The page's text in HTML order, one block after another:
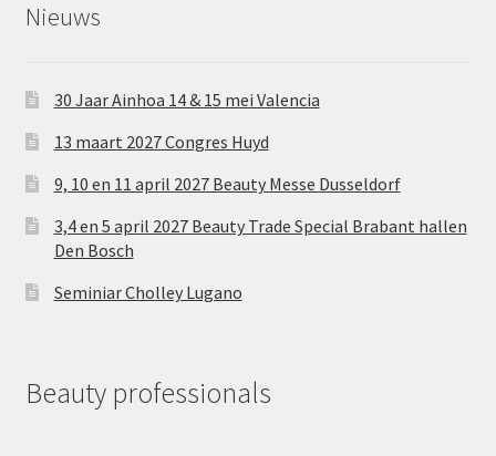
Nieuws
30 Jaar Ainhoa 14 & 15 mei Valencia
13 maart 2027 Congres Huyd
9, 10 en 11 april 2027 Beauty Messe Dusseldorf
3,4 en 5 april 2027 Beauty Trade Special Brabant hallen
Den Bosch
Seminiar Cholley Lugano
Beauty professionals